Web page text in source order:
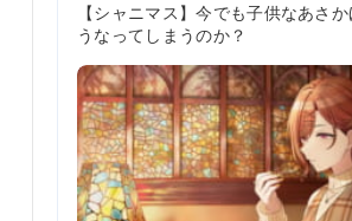
【シャニマス】今でも子供なあさ
うなってしまうのか？